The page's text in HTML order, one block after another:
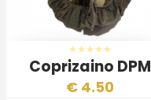
Coprizaino DPM
Esercito Inglese –
€ 4.50